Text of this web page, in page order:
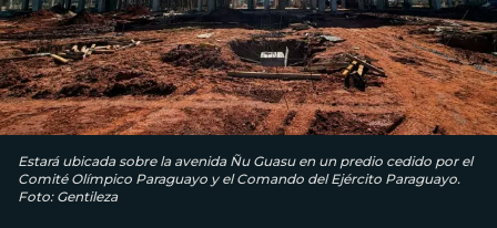
Estará ubicada sobre la avenida Ñu Guasu en un predio cedido por el
Comité Olímpico Paraguayo y el Comando del Ejército Paraguayo.
Foto: Gentileza